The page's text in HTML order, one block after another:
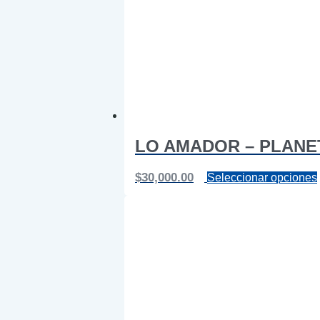
LO AMADOR –
$30,000.00 Seleccionar opciones